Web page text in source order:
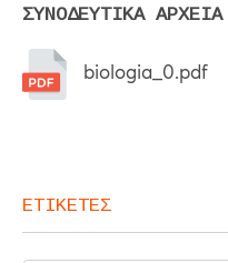
ΣΥΝΟΔΕΥΤΙΚΑ ΑΡΧΕΙΑ
biologia_0.pdf
ΕΤΙΚΕΤΕΣ